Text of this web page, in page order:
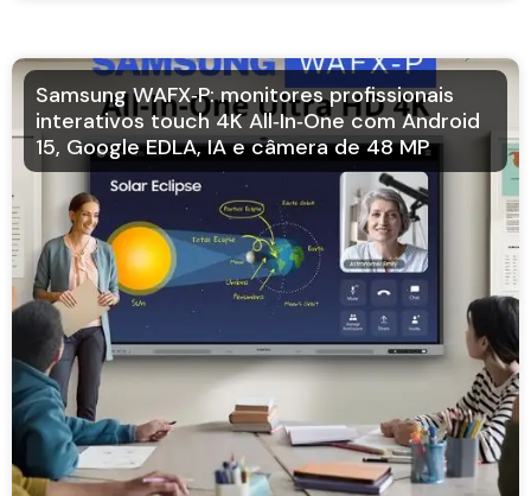
Samsung WAFX‑P: monitores profissionais
interativos touch 4K All‑In‑One com Android
15, Google EDLA, IA e câmera de 48 MP